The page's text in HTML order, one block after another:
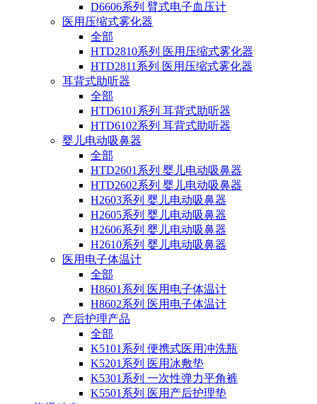
D6606系列 臂式电子血压计
医用压缩式雾化器
全部
HTD2810系列 医用压缩式雾化器
HTD2811系列 医用压缩式雾化器
耳背式助听器
全部
HTD6101系列 耳背式助听器
HTD6102系列 耳背式助听器
婴儿电动吸鼻器
全部
HTD2601系列 婴儿电动吸鼻器
HTD2602系列 婴儿电动吸鼻器
H2603系列 婴儿电动吸鼻器
H2605系列 婴儿电动吸鼻器
H2606系列 婴儿电动吸鼻器
H2610系列 婴儿电动吸鼻器
医用电子体温计
全部
H8601系列 医用电子体温计
H8602系列 医用电子体温计
产后护理产品
全部
K5101系列 便携式医用冲洗瓶
K5201系列 医用冰敷垫
K5301系列 一次性弹力平角裤
K5501系列 医用产后护理垫